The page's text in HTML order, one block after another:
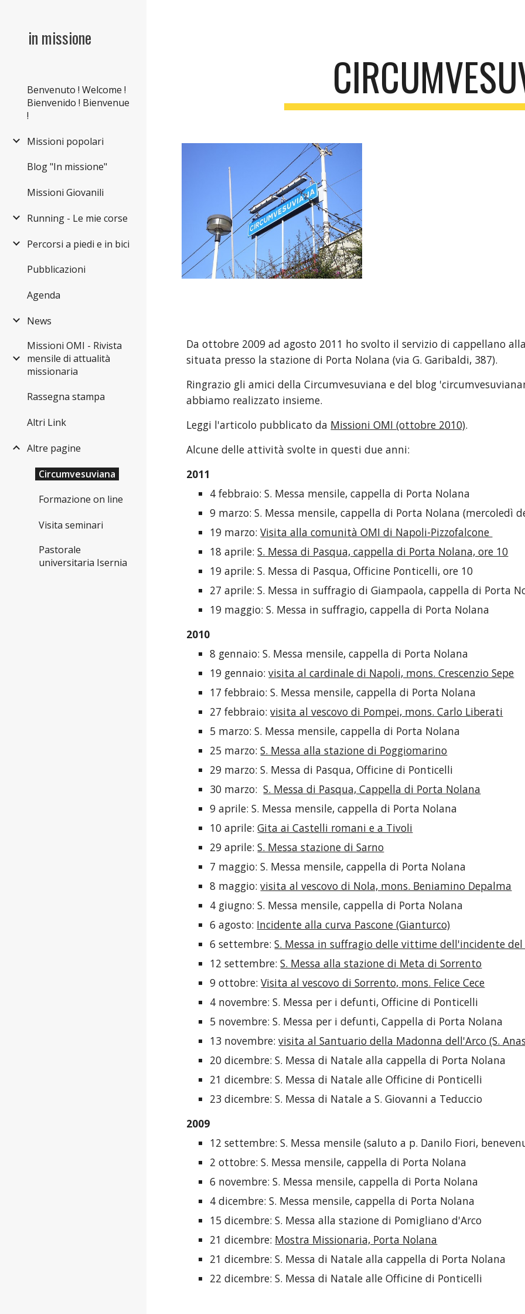
in missione
Benvenuto ! Welcome !
Bienvenido ! Bienvenue
!
Missioni popolari
Blog "In missione"
Missioni Giovanili
Running - Le mie corse
Percorsi a piedi e in bici
Pubblicazioni
Agenda
News
Missioni OMI - Rivista
mensile di attualità
missionaria
Rassegna stampa
Altri Link
Altre pagine
Circumvesuviana
Formazione on line
Visita seminari
Pastorale
universitaria Isernia
Da ottobre 2009 ad agosto 2011 ho svolto il servizio di cappellano
situata presso la stazione di Porta Nolana (via G. Garibaldi, 387).
Ringrazio gli amici della Circumvesuviana e del blog
abbiamo realizzato insieme.
Leggi l'articolo pubblicato da Missioni OMI (ottobre 2010).
Alcune delle attività svolte in questi due anni:
2011
4 febbraio: S. Messa mensile, cappella di Porta Nolana
9 marzo: S. Messa mensile, cappella di Porta Nolana (mercoledì
19 marzo: Visita alla comunità OMI di Napoli-Pizzofalcone
18 aprile: S. Messa di Pasqua, cappella di Porta Nolana, ore 10
19 aprile: S. Messa di Pasqua, Officine Ponticelli, ore 10
27 aprile: S. Messa in suffragio di Giampaola, cappella di Porta
19 maggio: S. Messa in suffragio, cappella di Porta Nolana
2010
8 gennaio: S. Messa mensile, cappella di Porta Nolana
19 gennaio: visita al cardinale di Napoli, mons. Crescenzio Sepe
17 febbraio: S. Messa mensile, cappella di Porta Nolana
27 febbraio: visita al vescovo di Pompei, mons. Carlo Liberati
5 marzo: S. Messa mensile, cappella di Porta Nolana
25 marzo: S. Messa alla stazione di Poggiomarino
29 marzo: S. Messa di Pasqua, Officine di Ponticelli
30 marzo: S. Messa di Pasqua, Cappella di Porta Nolana
9 aprile: S. Messa mensile, cappella di Porta Nolana
10 aprile: Gita ai Castelli romani e a Tivoli
29 aprile: S. Messa stazione di Sarno
7 maggio: S. Messa mensile, cappella di Porta Nolana
8 maggio: visita al vescovo di Nola, mons. Beniamino Depalma
4 giugno: S. Messa mensile, cappella di Porta Nolana
6 agosto: Incidente alla curva Pascone (Gianturco)
6 settembre: S. Messa in suffragio delle vittime dell'incidente
12 settembre: S. Messa alla stazione di Meta di Sorrento
9 ottobre: Visita al vescovo di Sorrento, mons. Felice Cece
4 novembre: S. Messa per i defunti, Officine di Ponticelli
5 novembre: S. Messa per i defunti, Cappella di Porta Nolana
13 novembre: visita al Santuario della Madonna dell'Arco (S.
20 dicembre: S. Messa di Natale alla cappella di Porta Nolana
21 dicembre: S. Messa di Natale alle Officine di Ponticelli
23 dicembre: S. Messa di Natale a S. Giovanni a Teduccio
2009
12 settembre: S. Messa mensile (saluto a p. Danilo Fiori,
2 ottobre: S. Messa mensile, cappella di Porta Nolana
6 novembre: S. Messa mensile, cappella di Porta Nolana
4 dicembre: S. Messa mensile, cappella di Porta Nolana
15 dicembre: S. Messa alla stazione di Pomigliano d'Arco
21 dicembre: Mostra Missionaria, Porta Nolana
21 dicembre: S. Messa di Natale alla cappella di Porta Nolana
22 dicembre: S. Messa di Natale alle Officine di Ponticelli